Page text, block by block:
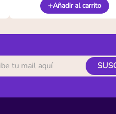
Añadir al carrito